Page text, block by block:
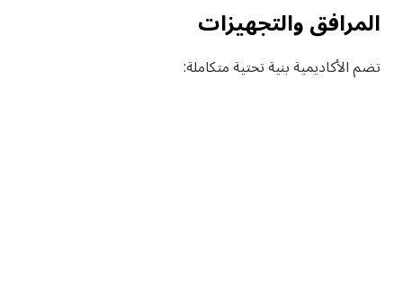
المرافق والتجهيزات
تضم الأكاديمية بنية تحتية متكاملة: